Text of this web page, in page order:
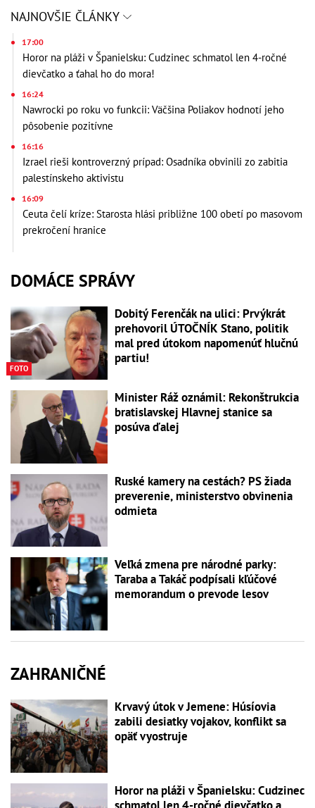
NAJNOVŠIE ČLÁNKY
17:00
Horor na pláži v Španielsku: Cudzinec schmatol len 4-ročné
dievčatko a ťahal ho do mora!
16:24
Nawrocki po roku vo funkcii: Väčšina Poliakov hodnotí jeho
pôsobenie pozitívne
16:16
Izrael rieši kontroverzný prípad: Osadníka obvinili zo zabitia
palestínskeho aktivistu
16:09
Ceuta čelí kríze: Starosta hlási približne 100 obetí po masovom
prekročení hranice
DOMÁCE SPRÁVY
FOTO
Dobitý Ferenčák na ulici: Prvýkrát
prehovoril ÚTOČNÍK Stano, politik
mal pred útokom napomenúť hlučnú
partiu!
Minister Ráž oznámil: Rekonštrukcia
bratislavskej Hlavnej stanice sa
posúva ďalej
Ruské kamery na cestách? PS žiada
preverenie, ministerstvo obvinenia
odmieta
Veľká zmena pre národné parky:
Taraba a Takáč podpísali kľúčové
memorandum o prevode lesov
ZAHRANIČNÉ
Krvavý útok v Jemene: Húsíovia
zabili desiatky vojakov, konflikt sa
opäť vyostruje
Horor na pláži v Španielsku: Cudzinec
schmatol len 4-ročné dievčatko a